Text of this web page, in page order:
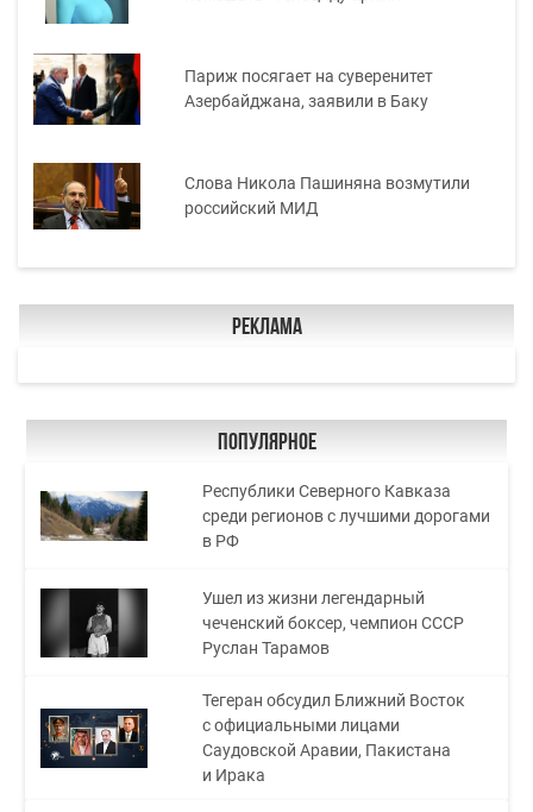
Париж посягает на суверенитет
Азербайджана, заявили в Баку
Слова Никола Пашиняна возмутили
российский МИД
Реклама
Популярное
Республики Северного Кавказа
среди регионов с лучшими дорогами
в РФ
Ушел из жизни легендарный
чеченский боксер, чемпион СССР
Руслан Тарамов
Тегеран обсудил Ближний Восток
с официальными лицами
Саудовской Аравии, Пакистана
и Ирака